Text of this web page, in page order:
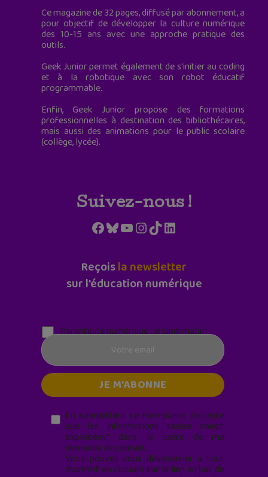
Ce magazine de 32 pages, diffusé par abonnement, a
pour objectif de développer la culture numérique
des 10-15 ans avec une approche pratique des
outils.
Geek Junior permet également de s'initier au coding
et à la robotique avec son robot éducatif
programmable.
Enfin, Geek Junior propose des formations
professionnelles à destination des bibliothécaires,
mais aussi des animations pour le public scolaire
(collège, lycée).
Suivez-nous !
Facebook
Bluesky
YouTube
Instagram
TikTokLinkedIn
Reçoisla newsletter
sur l'éducation numérique
Parentalité numérique (le lundi matin)
En soumettant ce formulaire, j’accepte
que les informations saisies soient
exploitées* dans le cadre de ma
demande de contact.
Vous pouvez vous désabonner à tout
moment en cliquant sur le lien en bas de